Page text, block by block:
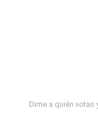
Dime a quién votas